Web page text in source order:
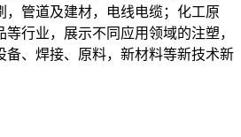
，管道及建材，电线电缆；化工原
行业，展示不同应用领域的注塑，
备、焊接、原料，新材料等新技术新